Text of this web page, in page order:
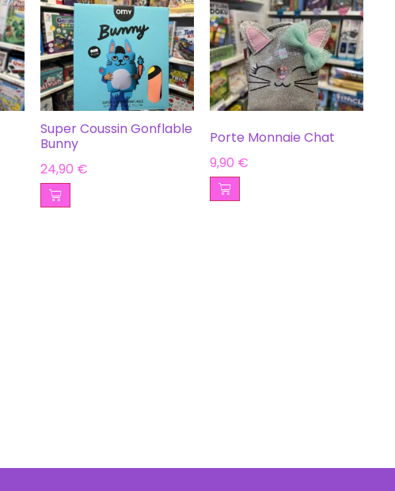
Super Coussin Gonflable
Bunny
24,90 €
Porte Monnaie Chat
9,90 €